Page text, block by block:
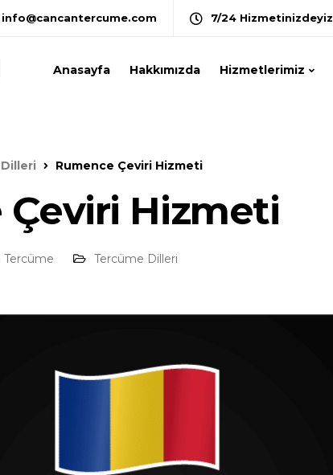
info@cancantercume.com 7/24 Hizmetinizdeyiz
Anasayfa Hakkımızda Hizmetlerimiz
Rumence Çeviri Hizmeti
Çeviri Hizmeti
Tercüme Tercüme Dilleri